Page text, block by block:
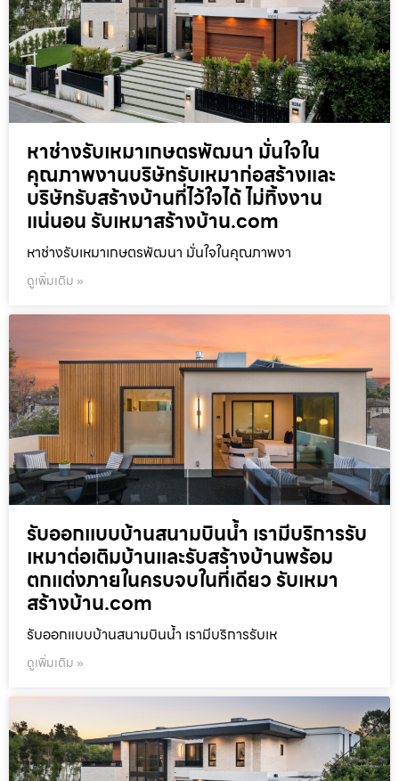
หาช่างรับเหมาเกษตรพัฒนา มั่นใจใน
คุณภาพงานบริษัทรับเหมาก่อสร้างและ
บริษัทรับสร้างบ้านที่ไว้ใจได้ ไม่ทิ้งงาน
แน่นอน รับเหมาสร้างบ้าน.com
หาช่างรับเหมาเกษตรพัฒนา มั่นใจในคุณภาพงา
ดูเพิ่มเติม »
รับออกแบบบ้านสนามบินน้ำ เรามีบริการรับ
เหมาต่อเติมบ้านและรับสร้างบ้านพร้อม
ตกแต่งภายในครบจบในที่เดียว รับเหมา
สร้างบ้าน.com
รับออกแบบบ้านสนามบินน้ำ เรามีบริการรับเห
ดูเพิ่มเติม »